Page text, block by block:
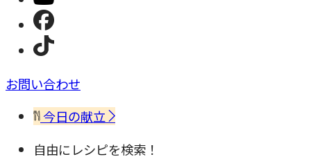
お問い合わせ
今日の献立
自由にレシピを検索！